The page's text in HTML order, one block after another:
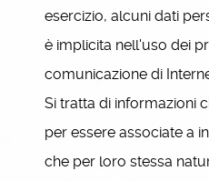
esercizio, alcuni dati
è implicita nell'uso dei
comunicazione di
Si tratta di informazioni
per essere associate a
che per loro stessa